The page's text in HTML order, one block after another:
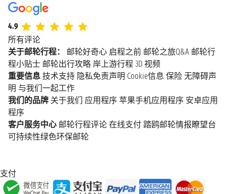
4.9
所有评论
关于邮轮行程：
邮轮好奇心 启程之前 邮轮之旅Q&A 邮轮行
程小贴士 邮轮出行攻略 岸上游行程 3D 视频
重要信息 技术支持 隐私免责声明 Cookie信息 保险 无障碍声
明 与我们一起工作
我们的品牌 关于我们 应用程序 苹果手机应用程序 安卓应用
程序
客户服务中心 邮轮行程评论 在线支付 踏鸥邮轮情报瞭望台
可持续性绿色环保邮轮
支付